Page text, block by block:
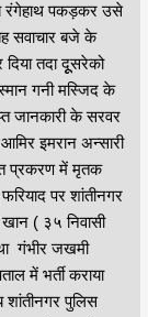
रंगेहाथ पकड़कर उसे
सवाचार बजे के
तदा दूूसरेको
गनी मस्जिद के
जानकारी के सरवर
इमरान अन्सारी
प्रकरण में मृतक
पर शांतीनगर
( ३५ निवासी
गंभीर जखमी
में भर्ती कराया
पुलिस